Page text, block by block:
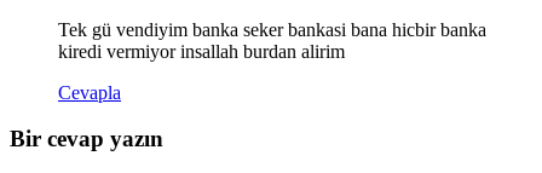
Tek gü vendiyim banka seker bankasi bana hicbir banka
kiredi vermiyor insallah burdan alirim
Cevapla
Bir cevap yazın